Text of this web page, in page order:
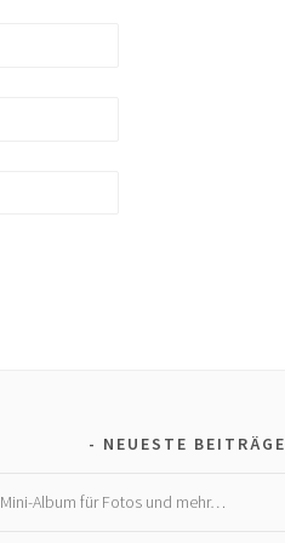
NEUESTE BEITRÄGE
Mini-Album für Fotos und mehr…